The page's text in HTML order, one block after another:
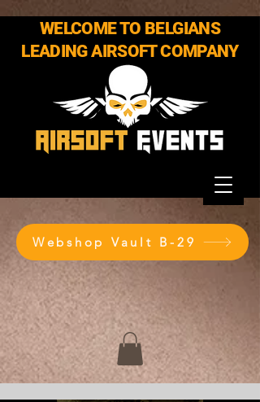
WELCOME TO BELGIANS
LEADING AIRSOFT COMPANY
Webshop Vault B-29